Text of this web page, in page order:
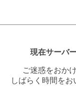
現在サーバ
ご迷惑をおか
しばらく時間を